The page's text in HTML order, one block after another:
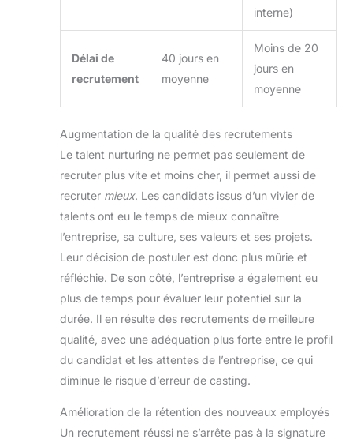
interne)
Délai de
recrutement
40 jours en
moyenne
Moins de 20
jours en
moyenne
Augmentation de la qualité des recrutements
Le talent nurturing ne permet pas seulement de
recruter plus vite et moins cher, il permet aussi de
recruter mieux. Les candidats issus d’un vivier de
talents ont eu le temps de mieux connaître
l’entreprise, sa culture, ses valeurs et ses projets.
Leur décision de postuler est donc plus mûrie et
réfléchie. De son côté, l’entreprise a également eu
plus de temps pour évaluer leur potentiel sur la
durée. Il en résulte des recrutements de meilleure
qualité, avec une adéquation plus forte entre le profil
du candidat et les attentes de l’entreprise, ce qui
diminue le risque d’erreur de casting.
Amélioration de la rétention des nouveaux employés
Un recrutement réussi ne s’arrête pas à la signature